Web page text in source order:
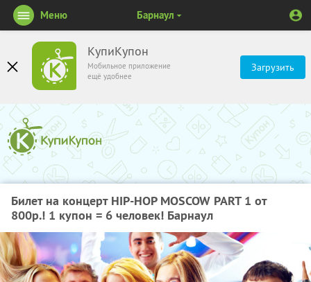
КупиКупон
Мобильное приложение
ещё удобнее
Загрузить
Меню Барнаул
Билет на концерт HIP-HOP MOSCOW PART 1 от
800р.! 1 купон = 6 человек! Барнаул